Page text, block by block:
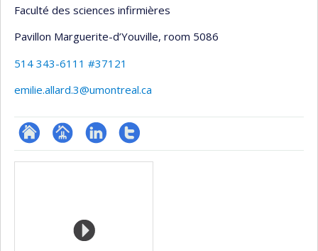
Faculté des sciences infirmières
Pavillon Marguerite-d’Youville, room 5086
514 343-6111 #37121
emilie.allard.3@umontreal.ca
ResearchGate
Page LinkedInCompte
Media